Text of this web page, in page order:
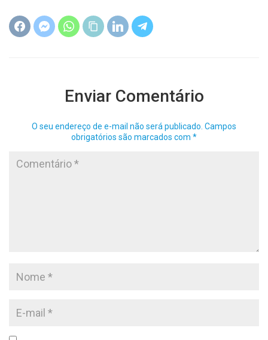
Enviar Comentário
O seu endereço de e-mail não será publicado. Campos
obrigatórios são marcados com *